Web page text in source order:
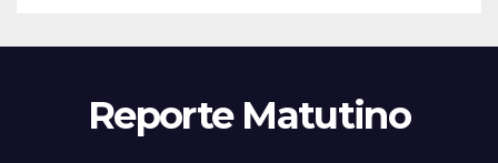
Reporte Matutino